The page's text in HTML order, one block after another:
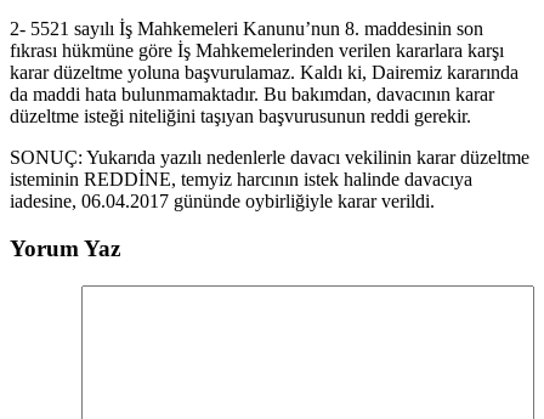
2- 5521 sayılı İş Mahkemeleri Kanunu’nun 8. maddesinin son
fıkrası hükmüne göre İş Mahkemelerinden verilen kararlara karşı
karar düzeltme yoluna başvurulamaz. Kaldı ki, Dairemiz kararında
da maddi hata bulunmamaktadır. Bu bakımdan, davacının karar
düzeltme isteği niteliğini taşıyan başvurusunun reddi gerekir.
SONUÇ: Yukarıda yazılı nedenlerle davacı vekilinin karar düzeltme
isteminin REDDİNE, temyiz harcının istek halinde davacıya
iadesine, 06.04.2017 gününde oybirliğiyle karar verildi.
Yorum Yaz